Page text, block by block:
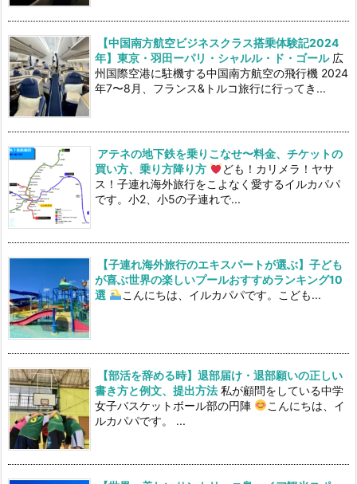
【中国南方航空ビジネスクラス搭乗体験記2024
年】東京・羽田ーパリ・シャルル・ド・ゴール 広
州国際空港に駐機する中国南方航空の飛行機 2024
年7〜8月、フランス&トルコ旅行に行ってき...
アテネの地下鉄を乗りこなせ〜料金、チケットの
買い方、乗り方降り方
ども！カリメラ！ヤサ
ス！子連れ海外旅行をこよなく愛するイルカパパ
です。小2、小5の子連れで...
【子連れ海外旅行のエキスパートが選ぶ】子ども
が喜ぶ世界の楽しいプールおすすめランキング10
選
こんにちは、イルカパパです。こども...
【部活を辞める時】退部届け・退部願いの正しい
書き方と例文、提出方法 私が顧問をしている中学
女子バスケットボール部の円陣
こんにちは、イ
ルカパパです。 ...